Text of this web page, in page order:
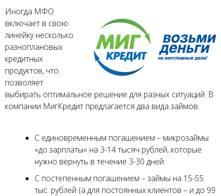
Иногда МФО
включает в свою
линейку несколько
разноплановых
кредитных
продуктов, что
позволяет
выбирать оптимальное решение для разных ситуаций. В
компании МигКредит предлагается два вида займов:
С единовременным погашением – микрозаймы
«до зарплаты» на 3-14 тысяч рублей, которые
нужно вернуть в течение 3-30 дней.
С постепенным погашением – займы на 15-55
тыс. рублей (а для постоянных клиентов – и до 99